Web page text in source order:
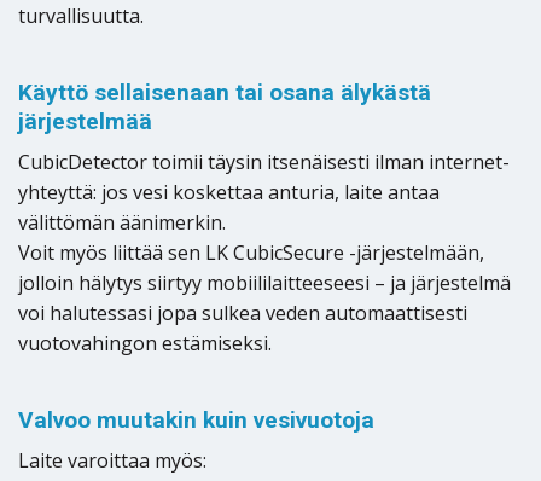
turvallisuutta.
Käyttö sellaisenaan tai osana älykästä
järjestelmää
CubicDetector toimii täysin itsenäisesti ilman internet-
yhteyttä: jos vesi koskettaa anturia, laite antaa
välittömän äänimerkin.
Voit myös liittää sen LK CubicSecure -järjestelmään,
jolloin hälytys siirtyy mobiililaitteeseesi – ja järjestelmä
voi halutessasi jopa sulkea veden automaattisesti
vuotovahingon estämiseksi.
Valvoo muutakin kuin vesivuotoja
Laite varoittaa myös: